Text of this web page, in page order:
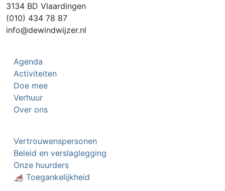
3134 BD Vlaardingen
(010) 434 78 87
info@dewindwijzer.nl
Agenda
Activiteiten
Doe mee
Verhuur
Over ons
Vertrouwenspersonen
Beleid en verslaglegging
Onze huurders
🦽 Toegankelijkheid